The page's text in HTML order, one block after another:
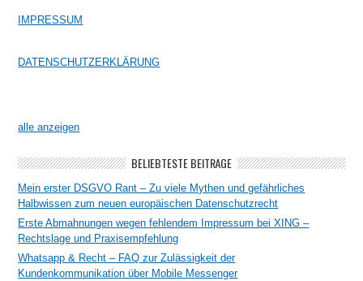
IMPRESSUM
DATENSCHUTZERKLÄRUNG
alle anzeigen
BELIEBTESTE BEITRÄGE
Mein erster DSGVO Rant – Zu viele Mythen und gefährliches
Halbwissen zum neuen europäischen Datenschutzrecht
Erste Abmahnungen wegen fehlendem Impressum bei XING –
Rechtslage und Praxisempfehlung
Whatsapp & Recht – FAQ zur Zulässigkeit der
Kundenkommunikation über Mobile Messenger